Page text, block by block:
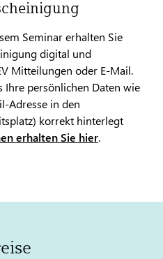
Seminar erhalten Sie
digital und
Mitteilungen oder E-Mail.
Ihre persönlichen Daten wie
Adresse in den
korrekt hinterlegt
erhalten Sie hier.